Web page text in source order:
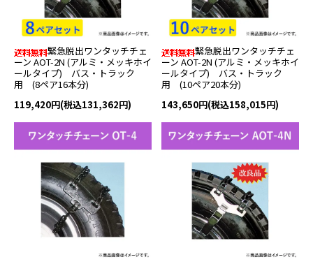
緊急脱出ワンタッチチェ
ーン AOT-2N (アルミ・メッキホイ
ールタイプ) バス・トラック
用 (8ペア16本分)
119,420円(税込131,362円)
緊急脱出ワンタッチチェ
ーン AOT-2N (アルミ・メッキホイ
ールタイプ) バス・トラック
用 (10ペア20本分)
143,650円(税込158,015円)